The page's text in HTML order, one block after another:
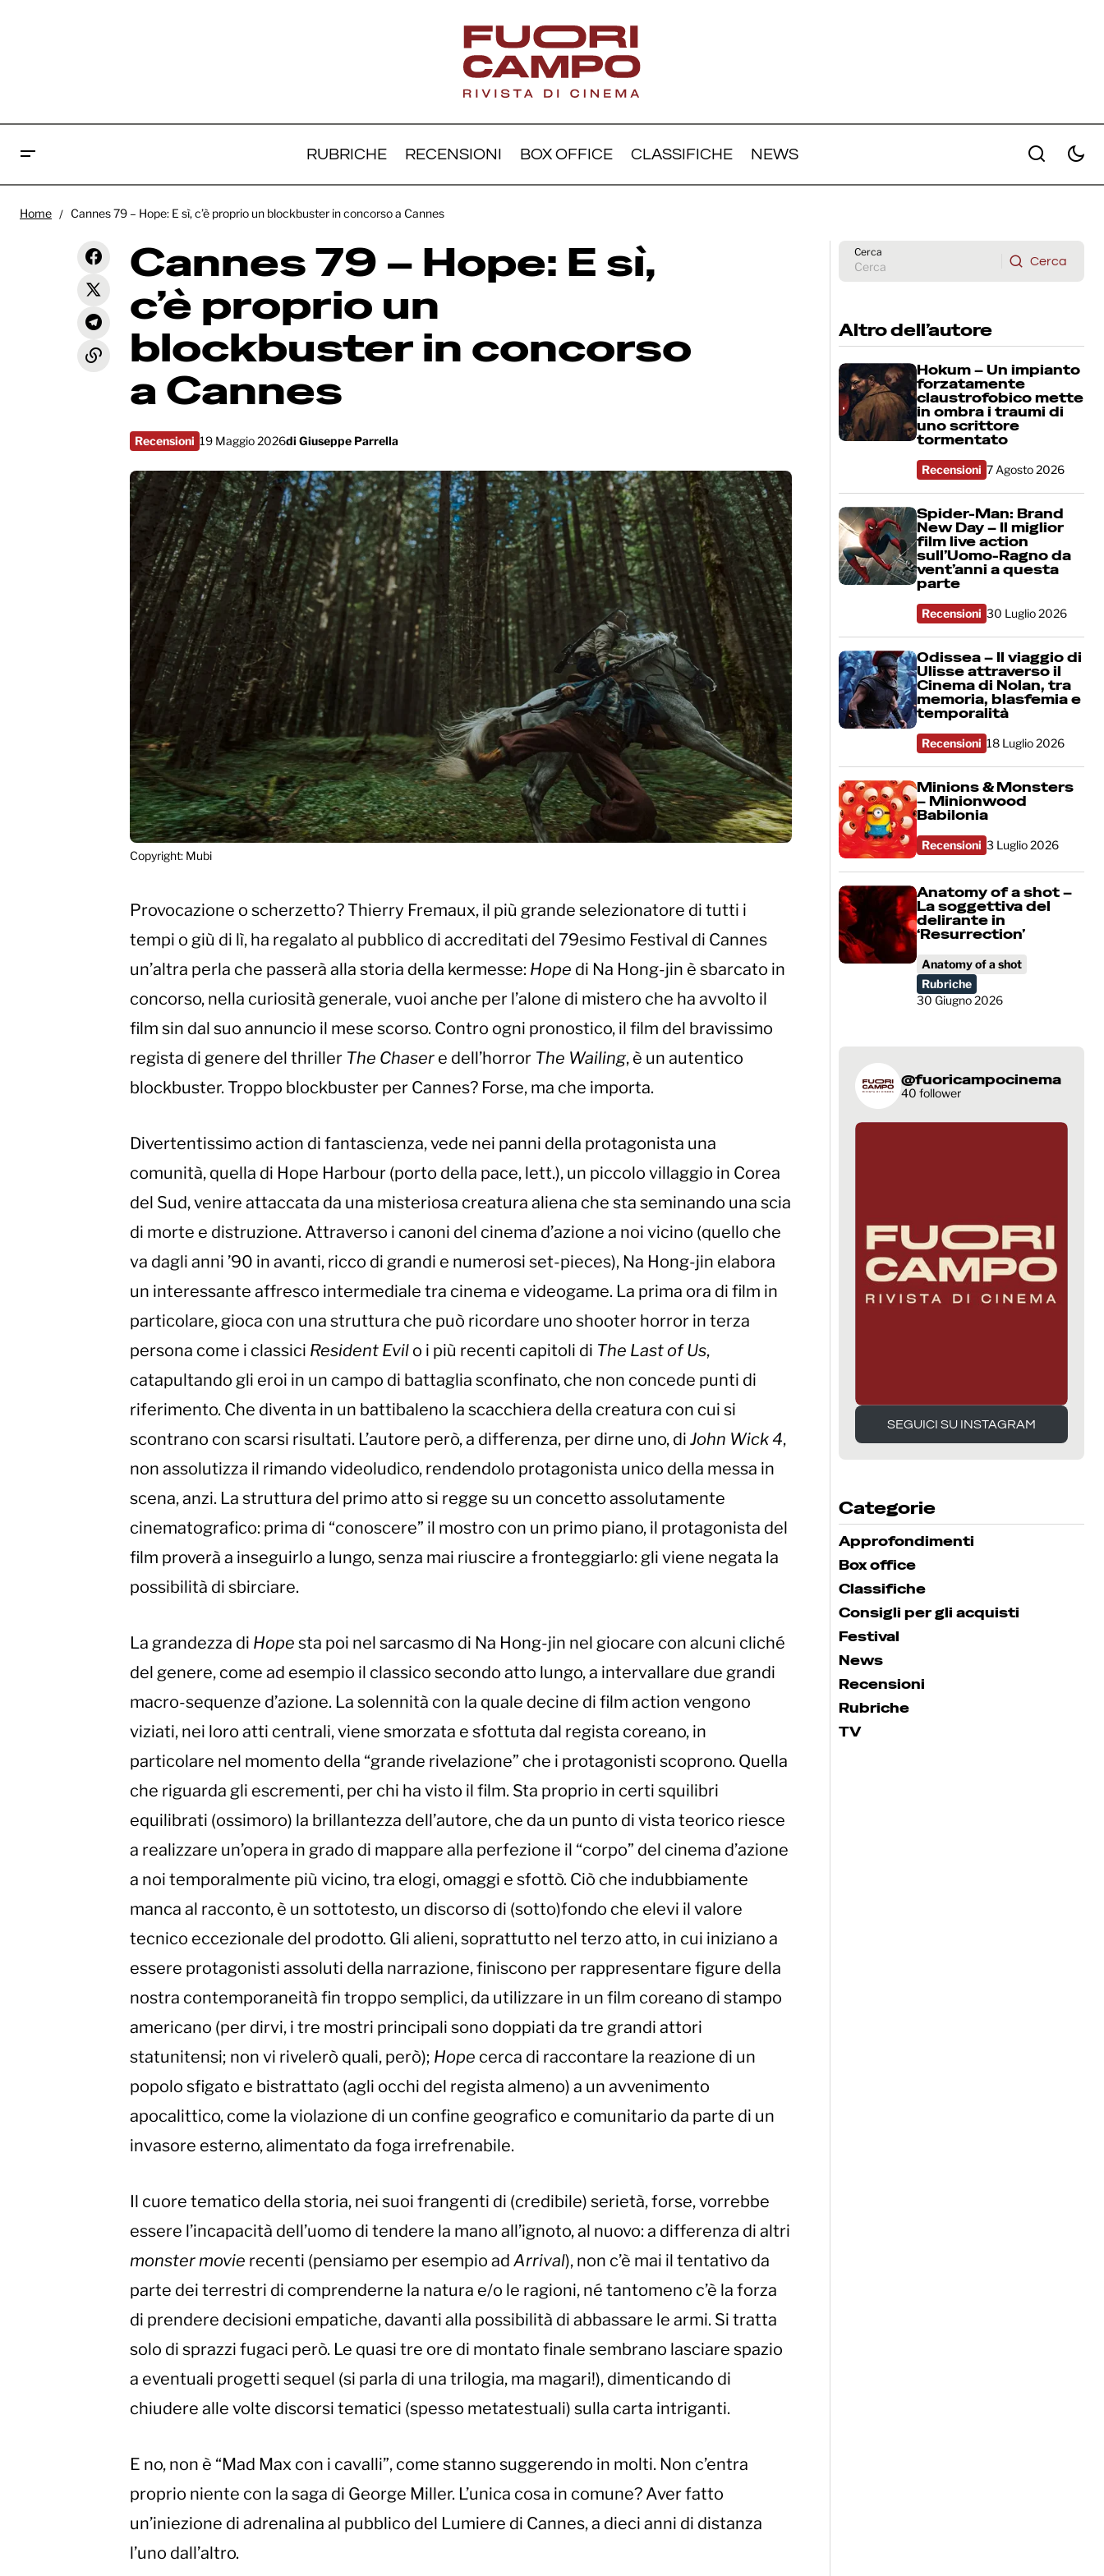
RUBRICHE RECENSIONI BOX OFFICE CLASSIFICHE NEWS
Cannes 79 - Her Private Hell: il
la vera delusione del festival
Cannes 79 – Hope: E sì, c’è
concorso a Cannes
Home Cannes 79 – Hope: E sì, c’è proprio un blockbuster in concorso a Cannes
Cannes 79 – Hope: E sì,
c’è proprio un
blockbuster in concorso
a Cannes
Recensioni 19 Maggio 2026di Giuseppe Parrella
Copyright: Mubi
Provocazione o scherzetto? Thierry Fremaux, il più grande selezionatore di tutti i
tempi o giù di lì, ha regalato al pubblico di accreditati del 79esimo Festival di Cannes
un’altra perla che passerà alla storia della kermesse: Hope di Na Hong-jin è sbarcato in
concorso, nella curiosità generale, vuoi anche per l’alone di mistero che ha avvolto il
film sin dal suo annuncio il mese scorso. Contro ogni pronostico, il film del bravissimo
regista di genere del thriller The Chaser e dell’horror The Wailing, è un autentico
blockbuster. Troppo blockbuster per Cannes? Forse, ma che importa.
Divertentissimo action di fantascienza, vede nei panni della protagonista una
comunità, quella di Hope Harbour (porto della pace, lett.), un piccolo villaggio in Corea
del Sud, venire attaccata da una misteriosa creatura aliena che sta seminando una scia
di morte e distruzione. Attraverso i canoni del cinema d’azione a noi vicino (quello che
va dagli anni ’90 in avanti, ricco di grandi e numerosi set-pieces), Na Hong-jin elabora
un interessante affresco intermediale tra cinema e videogame. La prima ora di film in
particolare, gioca con una struttura che può ricordare uno shooter horror in terza
persona come i classici Resident Evil o i più recenti capitoli di The Last of Us,
catapultando gli eroi in un campo di battaglia sconfinato, che non concede punti di
riferimento. Che diventa in un battibaleno la scacchiera della creatura con cui si
scontrano con scarsi risultati. L’autore però, a differenza, per dirne uno, di John Wick 4,
non assolutizza il rimando videoludico, rendendolo protagonista unico della messa in
scena, anzi. La struttura del primo atto si regge su un concetto assolutamente
cinematografico: prima di “conoscere” il mostro con un primo piano, il protagonista del
film proverà a inseguirlo a lungo, senza mai riuscire a fronteggiarlo: gli viene negata la
possibilità di sbirciare.
La grandezza di Hope sta poi nel sarcasmo di Na Hong-jin nel giocare con alcuni cliché
del genere, come ad esempio il classico secondo atto lungo, a intervallare due grandi
macro-sequenze d’azione. La solennità con la quale decine di film action vengono
viziati, nei loro atti centrali, viene smorzata e sfottuta dal regista coreano, in
particolare nel momento della “grande rivelazione” che i protagonisti scoprono. Quella
che riguarda gli escrementi, per chi ha visto il film. Sta proprio in certi squilibri
equilibrati (ossimoro) la brillantezza dell’autore, che da un punto di vista teorico riesce
a realizzare un’opera in grado di mappare alla perfezione il “corpo” del cinema d’azione
a noi temporalmente più vicino, tra elogi, omaggi e sfottò. Ciò che indubbiamente
manca al racconto, è un sottotesto, un discorso di (sotto)fondo che elevi il valore
tecnico eccezionale del prodotto. Gli alieni, soprattutto nel terzo atto, in cui iniziano a
essere protagonisti assoluti della narrazione, finiscono per rappresentare figure della
nostra contemporaneità fin troppo semplici, da utilizzare in un film coreano di stampo
americano (per dirvi, i tre mostri principali sono doppiati da tre grandi attori
statunitensi; non vi rivelerò quali, però); Hope cerca di raccontare la reazione di un
popolo sfigato e bistrattato (agli occhi del regista almeno) a un avvenimento
apocalittico, come la violazione di un confine geografico e comunitario da parte di un
invasore esterno, alimentato da foga irrefrenabile.
Il cuore tematico della storia, nei suoi frangenti di (credibile) serietà, forse, vorrebbe
essere l’incapacità dell’uomo di tendere la mano all’ignoto, al nuovo: a differenza di altri
monster movie recenti (pensiamo per esempio ad Arrival), non c’è mai il tentativo da
parte dei terrestri di comprenderne la natura e/o le ragioni, né tantomeno c’è la forza
di prendere decisioni empatiche, davanti alla possibilità di abbassare le armi. Si tratta
solo di sprazzi fugaci però. Le quasi tre ore di montato finale sembrano lasciare spazio
a eventuali progetti sequel (si parla di una trilogia, ma magari!), dimenticando di
chiudere alle volte discorsi tematici (spesso metatestuali) sulla carta intriganti.
E no, non è “Mad Max con i cavalli”, come stanno suggerendo in molti. Non c’entra
proprio niente con la saga di George Miller. L’unica cosa in comune? Aver fatto
un’iniezione di adrenalina al pubblico del Lumiere di Cannes, a dieci anni di distanza
l’uno dall’altro.
Cerca
Cerca
Altro dell’autore
Hokum – Un impianto
forzatamente
claustrofobico mette
in ombra i traumi di
uno scrittore
tormentato
Recensioni 7 Agosto 2026
Spider-Man: Brand
New Day – Il miglior
film live action
sull’Uomo-Ragno da
vent’anni a questa
parte
Recensioni 30 Luglio 2026
Odissea – Il viaggio di
Ulisse attraverso il
Cinema di Nolan, tra
memoria, blasfemia e
temporalità
Recensioni 18 Luglio 2026
Minions & Monsters
– Minionwood
Babilonia
Recensioni 3 Luglio 2026
Anatomy of a shot –
La soggettiva del
delirante in
‘Resurrection’
Anatomy of a shot
Rubriche
30 Giugno 2026
@fuoricampocinema
40 follower
SEGUICI SU INSTAGRAM
SEGUICI SU INSTAGRAM
Categorie
Approfondimenti
Box office
Classifiche
Consigli per gli acquisti
Festival
News
Recensioni
Rubriche
TV